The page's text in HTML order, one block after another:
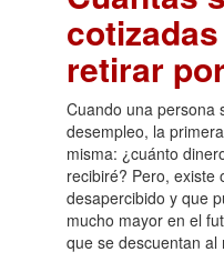
retirar
Cuando una persona
desempleo, la
misma: ¿cuánto
recibiré? Pero, existe
desapercibido y que
mucho mayor en el
que se descuentan al